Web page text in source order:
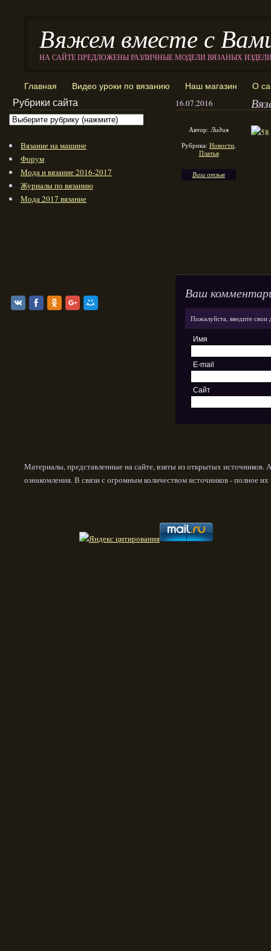
Вяжем вместе с
НА САЙТЕ ПРЕДЛОЖЕНЫ РАЗЛИЧНЫЕ МОДЕЛИ ВЯЗАНЫХ
Главная Видео уроки по вязанию Наш магазин О
16.07.2016
Автор:Лидия
Рубрика: Новости,
Платья
Ваш отзыв
Ваш
Пожалуйста, введите
Имя
E-mail
Сайт
Рубрики сайта
Вязание на машине
Форум
Мода и вязание 2016-2017
Журналы по вязанию
Мода 2017 вязание
Материалы, представленные на сайте, взяты из открытых
ознакомления. В связи с огромным количеством источников - полное